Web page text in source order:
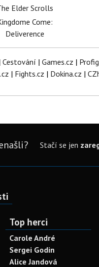
Elder Scrolls
Come:
Deliverence
Cestování | Games.cz |
| Fights.cz | Dokina.cz |
Stačí se jen
Top herci
Carole André
Sergei Godin
Alice Jandová